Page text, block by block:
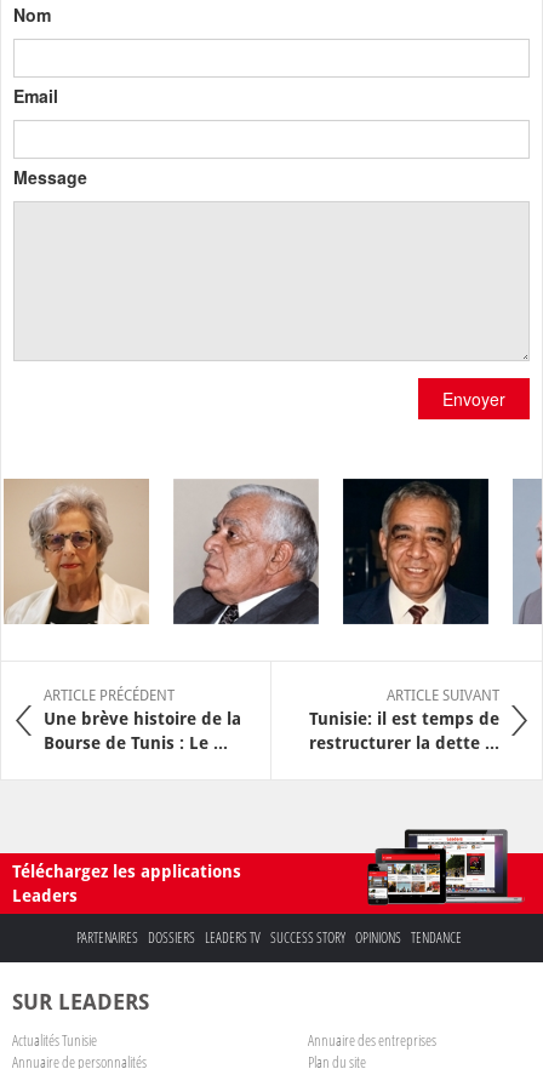
Nom
Email
Message
Envoyer
ARTICLE PRÉCÉDENT
Une brève histoire de la
Bourse de Tunis : Le ...
ARTICLE SUIVANT
Tunisie: il est temps de
restructurer la dette ...
Téléchargez les applications
Leaders
PARTENAIRES DOSSIERS LEADERS TV SUCCESS STORY OPINIONS TENDANCE
SUR LEADERS
Actualités Tunisie
Annuaire des entreprises
Annuaire de personnalités
Plan du site